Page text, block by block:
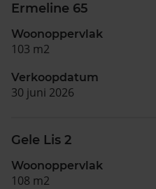
Ermeline 65
Woonoppervlak
103 m2
Verkoopdatum
30 juni 2026
Gele Lis 2
Woonoppervlak
108 m2